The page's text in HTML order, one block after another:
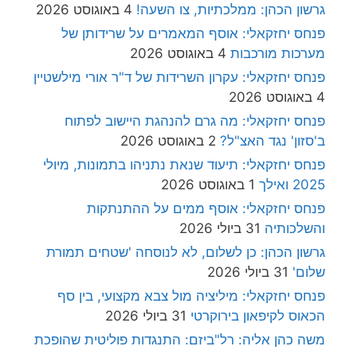
גרשון הכהן: ממלכתיות, צו השעה! 4 באוגוסט 2026
פנחס יחזקאלי: אוסף המאמרים על שרידותן של
מערכות מורכבות 4 באוגוסט 2026
פנחס יחזקאלי: עקרון השרידות של ד"ר אורי מילשטיין
4 באוגוסט 2026
פנחס יחזקאלי: מה גרם להנהגת היישוב לפתוח
ב'סזון' נגד האצ"ל? 2 באוגוסט 2026
פנחס יחזקאלי: תיעוד שנאת נתניהו בתמונות, מיולי
2025 ואילך
1 באוגוסט 2026
פנחס יחזקאלי: אוסף ממים על ההתנתקות
והשלכותיה 31 ביולי 2026
גרשון הכהן: כן לשלום, לא לנוסחה 'שטחים תמורת
שלום' 31 ביולי 2026
פנחס יחזקאלי: מיליציה מול צבא מקצועי, בין סף
הכאוס לקיפאון בירוקרטי 31 ביולי 2026
משה כהן אליה: רל"ביזם: התנגדות פוליטית שהופכת